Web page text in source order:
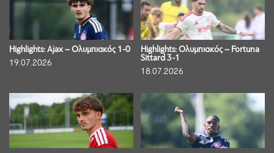
Highlights: Ajax – Ολυμπιακός 1-0
19.07.2026
Highlights: Ολυμπιακός – Fortuna
Sittard 3-1
18.07.2026